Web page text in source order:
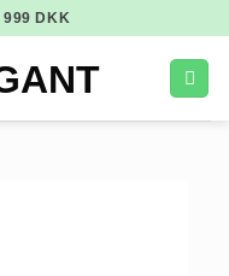
999 DKK